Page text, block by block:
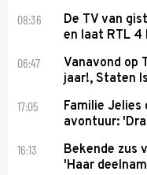
08:36
De TV van
en laat RTL 4
06:47
Vanavond op
jaar!, Staten
17:05
Familie
avontuur:
16:13
Bekende zus
'Haar